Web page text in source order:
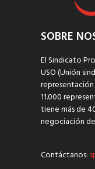
SOBRE
El Sindicato
USO (Unión
11.000
tiene más de
negociación
Contáctanos: